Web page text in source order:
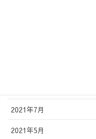
2021年7月
2021年5月